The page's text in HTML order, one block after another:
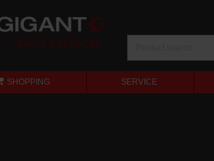
SHOPPING SERVICE